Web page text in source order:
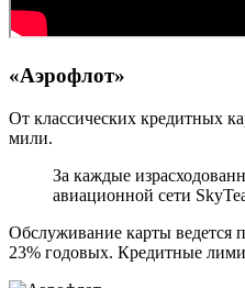
«Аэрофлот»
От классических кредитных
мили.
За каждые
авиационной сети
Обслуживание карты ведется
23% годовых. Кредитные